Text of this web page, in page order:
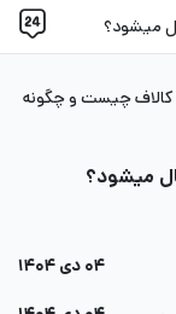
میشود؟
کالاف چیست و چگونه
میشود؟
۰۴ دی ۱۴۰۴